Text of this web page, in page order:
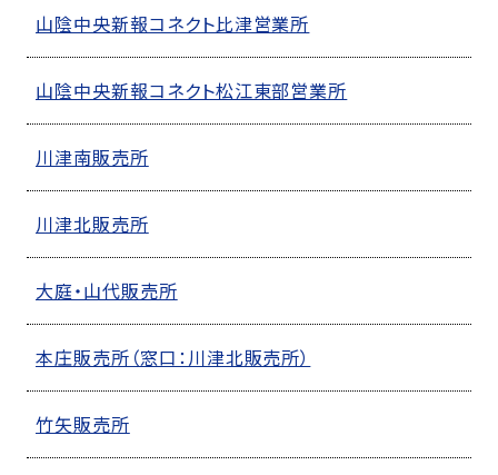
山陰中央新報コネクト比津営業所
山陰中央新報コネクト松江東部営業所
川津南販売所
川津北販売所
大庭・山代販売所
本庄販売所（窓口：川津北販売所）
竹矢販売所